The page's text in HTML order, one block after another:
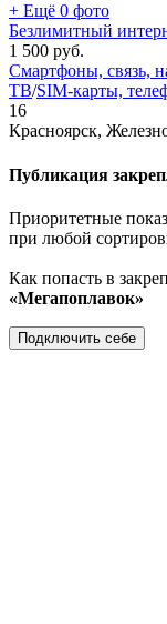
+ Ещё 0 фото
Безлимитный
1 500 руб.
Смартфоны, связь,
ТВ/SIM-карты,
16
Красноярск,
Публикация
Приоритетные
при любой
Как попасть в
«Мегапоплавок»
Подключить себе